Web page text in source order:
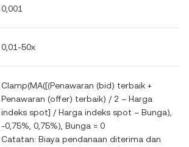
0,001
0,01-50x
Clamp(MA([(Penawaran (bid) terbaik +
Penawaran (offer) terbaik) / 2 – Harga
indeks spot] / Harga indeks spot – Bunga),
-0,75%, 0,75%), Bunga = 0
Catatan: Biaya pendanaan diterima dan